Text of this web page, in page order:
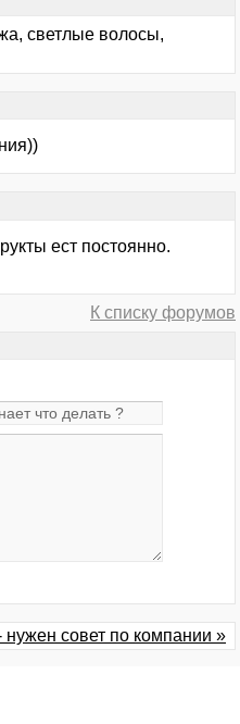
светлые волосы,
ест постоянно.
К списку форумов
совет по компании »